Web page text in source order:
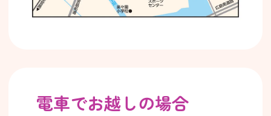
電車でお越しの場合